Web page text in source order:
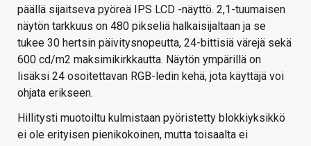
päällä sijaitseva pyöreä IPS LCD -näyttö. 2,1-tuumaisen
näytön tarkkuus on 480 pikseliä halkaisijaltaan ja se
tukee 30 hertsin päivitysnopeutta, 24-bittisiä värejä sekä
600 cd/m2 maksimikirkkautta. Näytön ympärillä on
lisäksi 24 osoitettavan RGB-ledin kehä, jota käyttäjä voi
ohjata erikseen.
Hillitysti muotoiltu kulmistaan pyöristetty blokkiyksikkö
ei ole erityisen pienikokoinen, mutta toisaalta ei